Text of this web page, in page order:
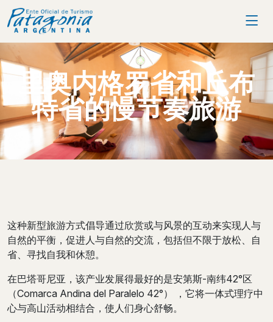
里奥内格罗省和丘布
特省的慢节奏旅游
这种新型旅游方式倡导通过欣赏或与风景的互动来实现人与
自然的平衡，促进人与自然的交流，包括但不限于放松、自
省、寻找自我和休憩。
在巴塔哥尼亚，该产业发展得最好的是安第斯-南纬42°区
（Comarca Andina del Paralelo 42°） ，它将一体式理疗中
心与高山活动相结合，使人们身心舒畅。